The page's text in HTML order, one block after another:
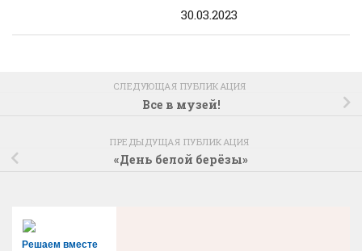
30.03.2023
СЛЕДУЮЩАЯ ПУБЛИКАЦИЯ
Все в музей!
ПРЕДЫДУЩАЯ ПУБЛИКАЦИЯ
«День белой берёзы»
Решаем вместе